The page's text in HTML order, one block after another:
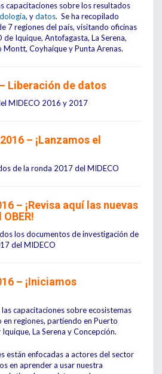
capacitaciones sobre los resultados
, ydatos. Se ha recopilado
7 regiones del país, visitando oficinas
de Iquique, Antofagasta, La Serena,
Montt, Coyhaique y Punta Arenas.
Liberación de datos
MIDECO 2016 y 2017
– ¡Lanzamos el
de la ronda 2017del MIDECO
– ¡Revisa aquí las nuevas
los documentos de investigación de
del MIDECO
– ¡Iniciamos
capacitaciones sobre ecosistemas
regiones, partiendo en Puerto
La Serena y Concepción.
están enfocadas a actores del sector
en aprender a usar nuestra